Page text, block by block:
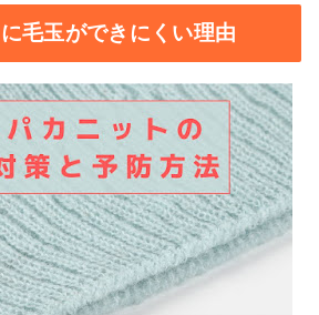
毛玉ができにくい理由